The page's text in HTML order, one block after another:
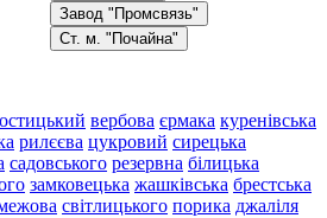
Завод "Промсвязь"
Ст. м. "Почайна"
вербова єрмака куренівська
рилєєва цукровий сирецька
садовського резервна білицька
замковецька жашківська брестська
світлицького порика джаліля